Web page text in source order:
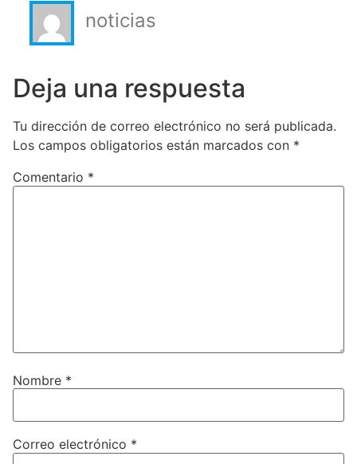
noticias
Deja una respuesta
Tu dirección de correo electrónico no será publicada.
Los campos obligatorios están marcados con *
Comentario *
Nombre *
Correo electrónico *